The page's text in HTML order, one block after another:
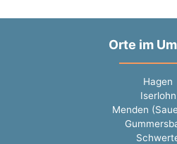
Orte im
Hagen
Iserlohn
Menden